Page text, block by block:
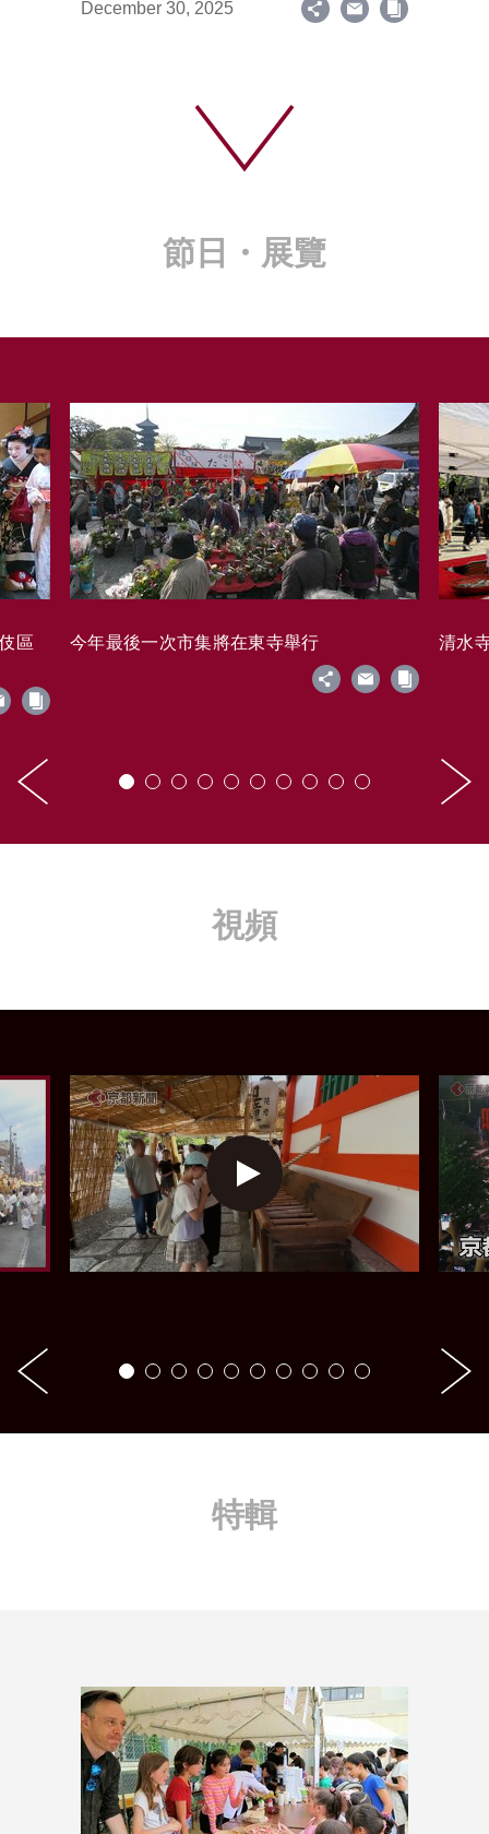
December 30, 2025
節日・展覽
區 今年最後一次市集將在東寺舉行 清水
視頻
特輯